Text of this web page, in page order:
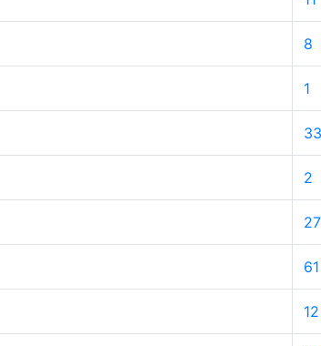
8
1
33
2
27
61
12